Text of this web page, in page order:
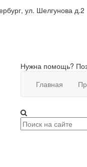
ул. Шелгунова д.2
Нужна помощь?
Главная